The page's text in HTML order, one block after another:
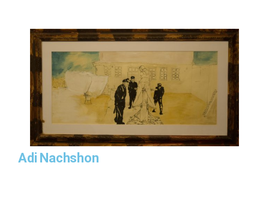
Adi Nachshon